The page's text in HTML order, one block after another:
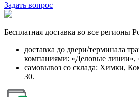
Задать вопрос
Бесплатная доставка во все регионы
доставка до двери/терминала
компаниями: «Деловые
самовывоз со склада: Химки,
30.